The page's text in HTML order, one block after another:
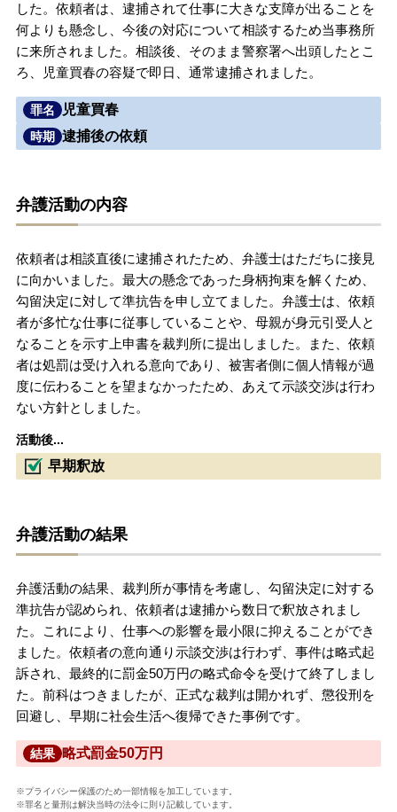
無料相談の口コミ評判
刑事事件について
刑事事件データベース
した。依頼者は、逮捕されて仕事に大きな支障が出ることを
何よりも懸念し、今後の対応について相談するため当事務所
に来所されました。相談後、そのまま警察署へ出頭したとこ
ろ、児童買春の容疑で即日、通常逮捕されました。
罪名 児童買春
時期 逮捕後の依頼
弁護活動の内容
依頼者は相談直後に逮捕されたため、弁護士はただちに接見
に向かいました。最大の懸念であった身柄拘束を解くため、
勾留決定に対して準抗告を申し立てました。弁護士は、依頼
者が多忙な仕事に従事していることや、母親が身元引受人と
なることを示す上申書を裁判所に提出しました。また、依頼
者は処罰は受け入れる意向であり、被害者側に個人情報が過
度に伝わることを望まなかったため、あえて示談交渉は行わ
ない方針としました。
活動後...
早期釈放
弁護活動の結果
弁護活動の結果、裁判所が事情を考慮し、勾留決定に対する
準抗告が認められ、依頼者は逮捕から数日で釈放されまし
た。これにより、仕事への影響を最小限に抑えることができ
ました。依頼者の意向通り示談交渉は行わず、事件は略式起
訴され、最終的に罰金50万円の略式命令を受けて終了しまし
た。前科はつきましたが、正式な裁判は開かれず、懲役刑を
回避し、早期に社会生活へ復帰できた事例です。
結果 略式罰金50万円
※プライバシー保護のため一部情報を加工しています。
※罪名と量刑は解決当時の法令に則り記載しています。